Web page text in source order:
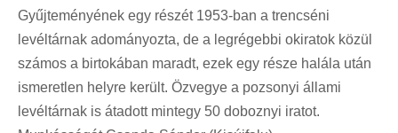
Gyűjteményének egy részét 1953-ban a trencséni
levéltárnak adományozta, de a legrégebbi okiratok közül
számos a birtokában maradt, ezek egy része halála után
ismeretlen helyre került. Özvegye a pozsonyi állami
levéltárnak is átadott mintegy 50 doboznyi iratot.